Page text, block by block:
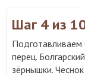
Шаг 4 из
Подготавливаем
перец.
зёрнышки.